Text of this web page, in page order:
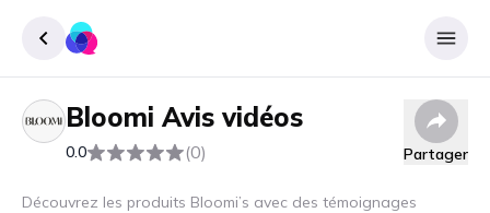
Enregister
Se connecter
Bloomi Avis vidéos
0.0 (0) Partager
Découvrez les produits Bloomi’s avec des témoignages